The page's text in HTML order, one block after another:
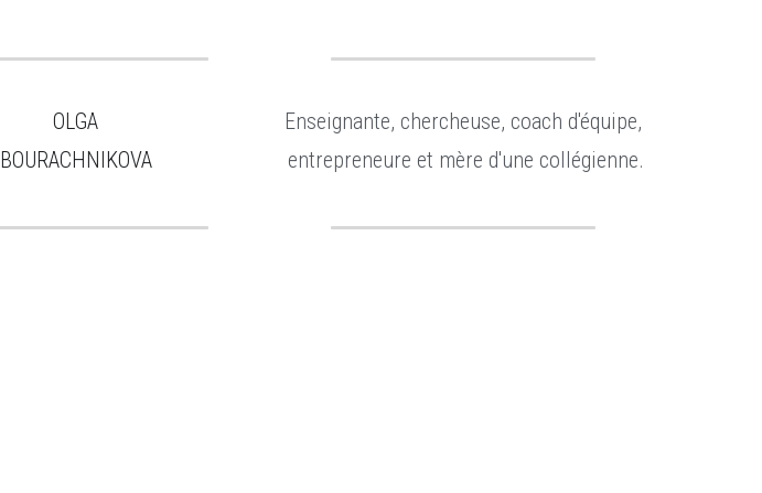
OLGA
BOURACHNIKOVA
Enseignante, chercheuse, coach d'équipe,
entrepreneure et mère d'une collégienne.